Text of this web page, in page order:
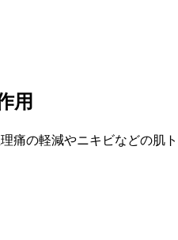
用
痛の軽減やニキビなどの肌